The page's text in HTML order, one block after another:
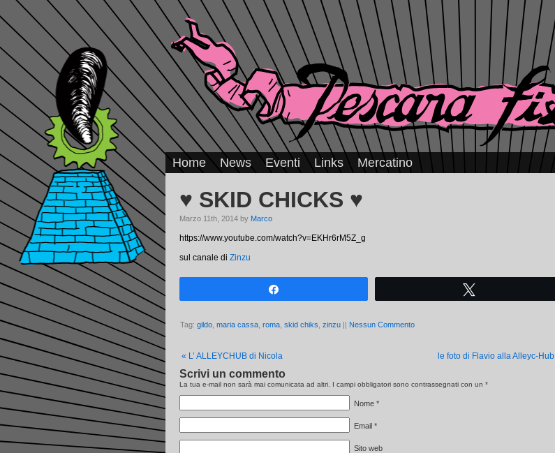
Home News Eventi Links Mercatino
♥ SKID CHICKS ♥
Marzo 11th, 2014 by Marco
https://www.youtube.com/watch?v=EKHr6rM5Z_g
sul canale di Zinzu
Tag: gildo maria cassa roma skid chiks zinzu || Nessun Commento
« L’ ALLEYCHUB di Nicola le foto di Flavio alla Alleyc-Hub
Scrivi un commento
La tua e-mail non sarà mai comunicata ad altri. I campi obbligatori sono contrassegnati con un *
Nome *
Email *
Sito web